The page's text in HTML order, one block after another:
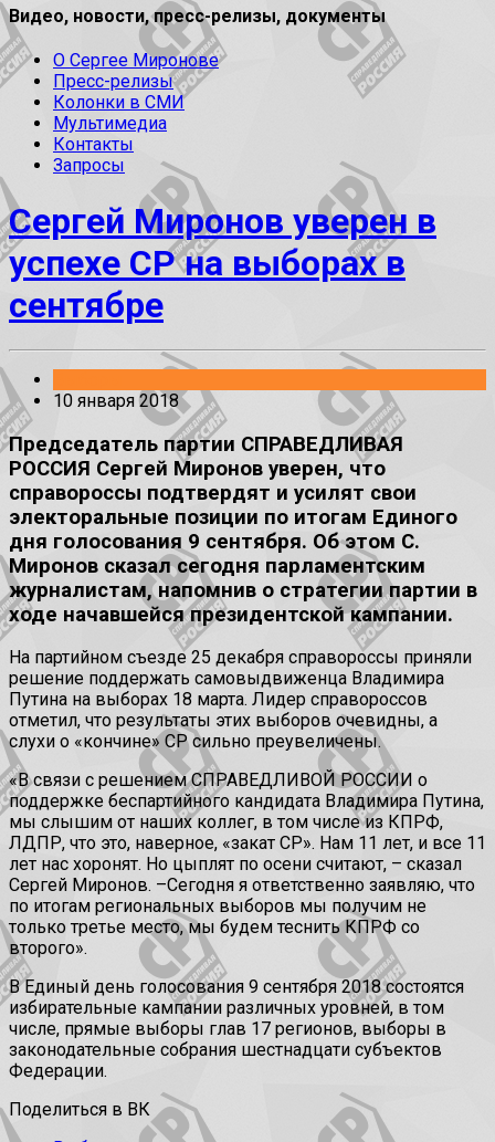
Видео, новости, пресс-релизы, документы
О Сергее Миронове
Пресс-релизы
Колонки в СМИ
Мультимедиа
Контакты
Запросы
Сергей Миронов уверен в
успехе СР на выборах в
сентябре
10 января 2018
Председатель партии СПРАВЕДЛИВАЯ
РОССИЯ Сергей Миронов уверен, что
справороссы подтвердят и усилят свои
электоральные позиции по итогам Единого
дня голосования 9 сентября. Об этом С.
Миронов сказал сегодня парламентским
журналистам, напомнив о стратегии партии в
ходе начавшейся президентской кампании.
На партийном съезде 25 декабря справороссы приняли
решение поддержать самовыдвиженца Владимира
Путина на выборах 18 марта. Лидер справороссов
отметил, что результаты этих выборов очевидны, а
слухи о «кончине» СР сильно преувеличены.
«В связи с решением СПРАВЕДЛИВОЙ РОССИИ о
поддержке беспартийного кандидата Владимира Путина,
мы слышим от наших коллег, в том числе из КПРФ,
ЛДПР, что это, наверное, «закат СР». Нам 11 лет, и все 11
лет нас хоронят. Но цыплят по осени считают, – сказал
Сергей Миронов. –Сегодня я ответственно заявляю, что
по итогам региональных выборов мы получим не
только третье место, мы будем теснить КПРФ со
второго».
В Единый день голосования 9 сентября 2018 состоятся
избирательные кампании различных уровней, в том
числе, прямые выборы глав 17 регионов, выборы в
законодательные собрания шестнадцати субъектов
Федерации.
Поделиться в ВК